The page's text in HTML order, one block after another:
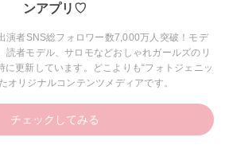
ンアプリ♡
演者SNS総フォロワー数7,000万人突破！モデ
読者モデル、サロモなどおしゃれガールズのリ
に更新しています。どこよりも“フォトジェニッ
オリジナルコンテンツメディアです。
チェックしてみる